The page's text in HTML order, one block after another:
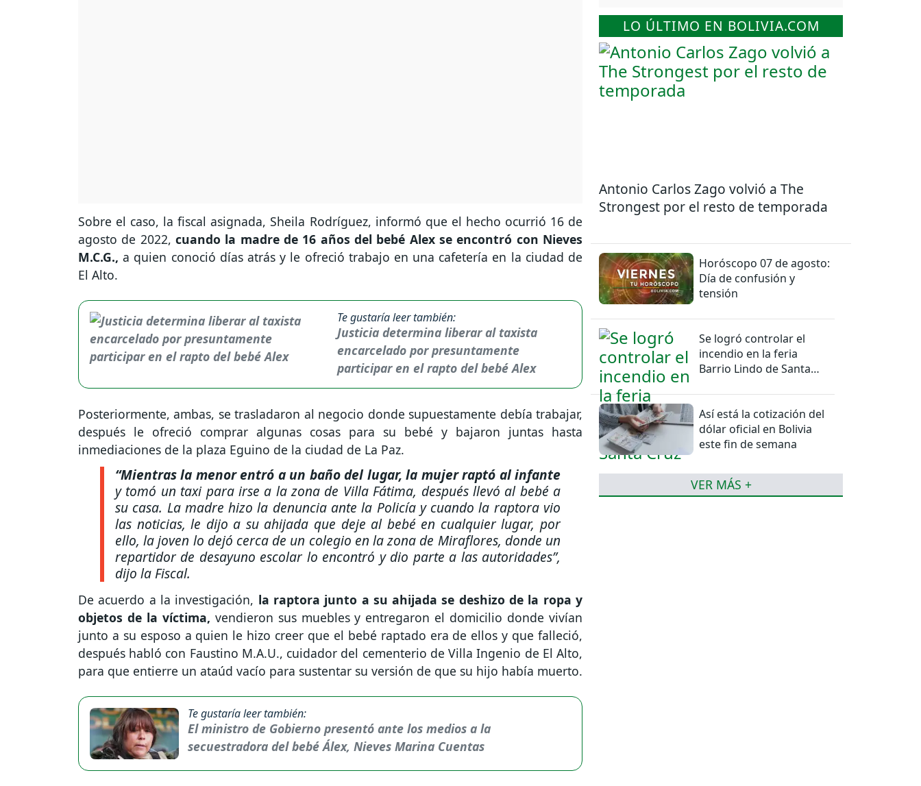
Sobre el caso, la fiscal asignada, Sheila Rodríguez, informó que el hecho ocurrió 16 de
agosto de 2022, cuando la madre de 16 años del bebé Alex se encontró con Nieves
M.C.G., a quien conoció días atrás y le ofreció trabajo en una cafetería en la ciudad de
El Alto.
Te gustaría leer también:
Justicia determina liberar al taxista
encarcelado por presuntamente
participar en el rapto del bebé Alex
Posteriormente, ambas, se trasladaron al negocio donde supuestamente debía trabajar,
después le ofreció comprar algunas cosas para su bebé y bajaron juntas hasta
inmediaciones de la plaza Eguino de la ciudad de La Paz.
“Mientras la menor entró a un baño del lugar, la mujer raptó al infante
y tomó un taxi para irse a la zona de Villa Fátima, después llevó al bebé a
su casa. La madre hizo la denuncia ante la Policía y cuando la raptora vio
las noticias, le dijo a su ahijada que deje al bebé en cualquier lugar, por
ello, la joven lo dejó cerca de un colegio en la zona de Miraflores, donde un
repartidor de desayuno escolar lo encontró y dio parte a las autoridades”,
dijo la Fiscal.
De acuerdo a la investigación, la raptora junto a su ahijada se deshizo de la ropa y
objetos de la víctima, vendieron sus muebles y entregaron el domicilio donde vivían
junto a su esposo a quien le hizo creer que el bebé raptado era de ellos y que falleció,
después habló con Faustino M.A.U., cuidador del cementerio de Villa Ingenio de El Alto,
para que entierre un ataúd vacío para sustentar su versión de que su hijo había muerto.
Te gustaría leer también:
El ministro de Gobierno presentó ante los medios a la
secuestradora del bebé Álex, Nieves Marina Cuentas
LO ÚLTIMO EN BOLIVIA.COM
Antonio Carlos Zago volvió a The
Strongest por el resto de temporada
Horóscopo 07 de agosto:
Día de confusión y
tensión
Se logró controlar el
incendio en la feria
Barrio Lindo de Santa
Así está la cotización del
dólar oficial en Bolivia
este fin de semana
VER MÁS +